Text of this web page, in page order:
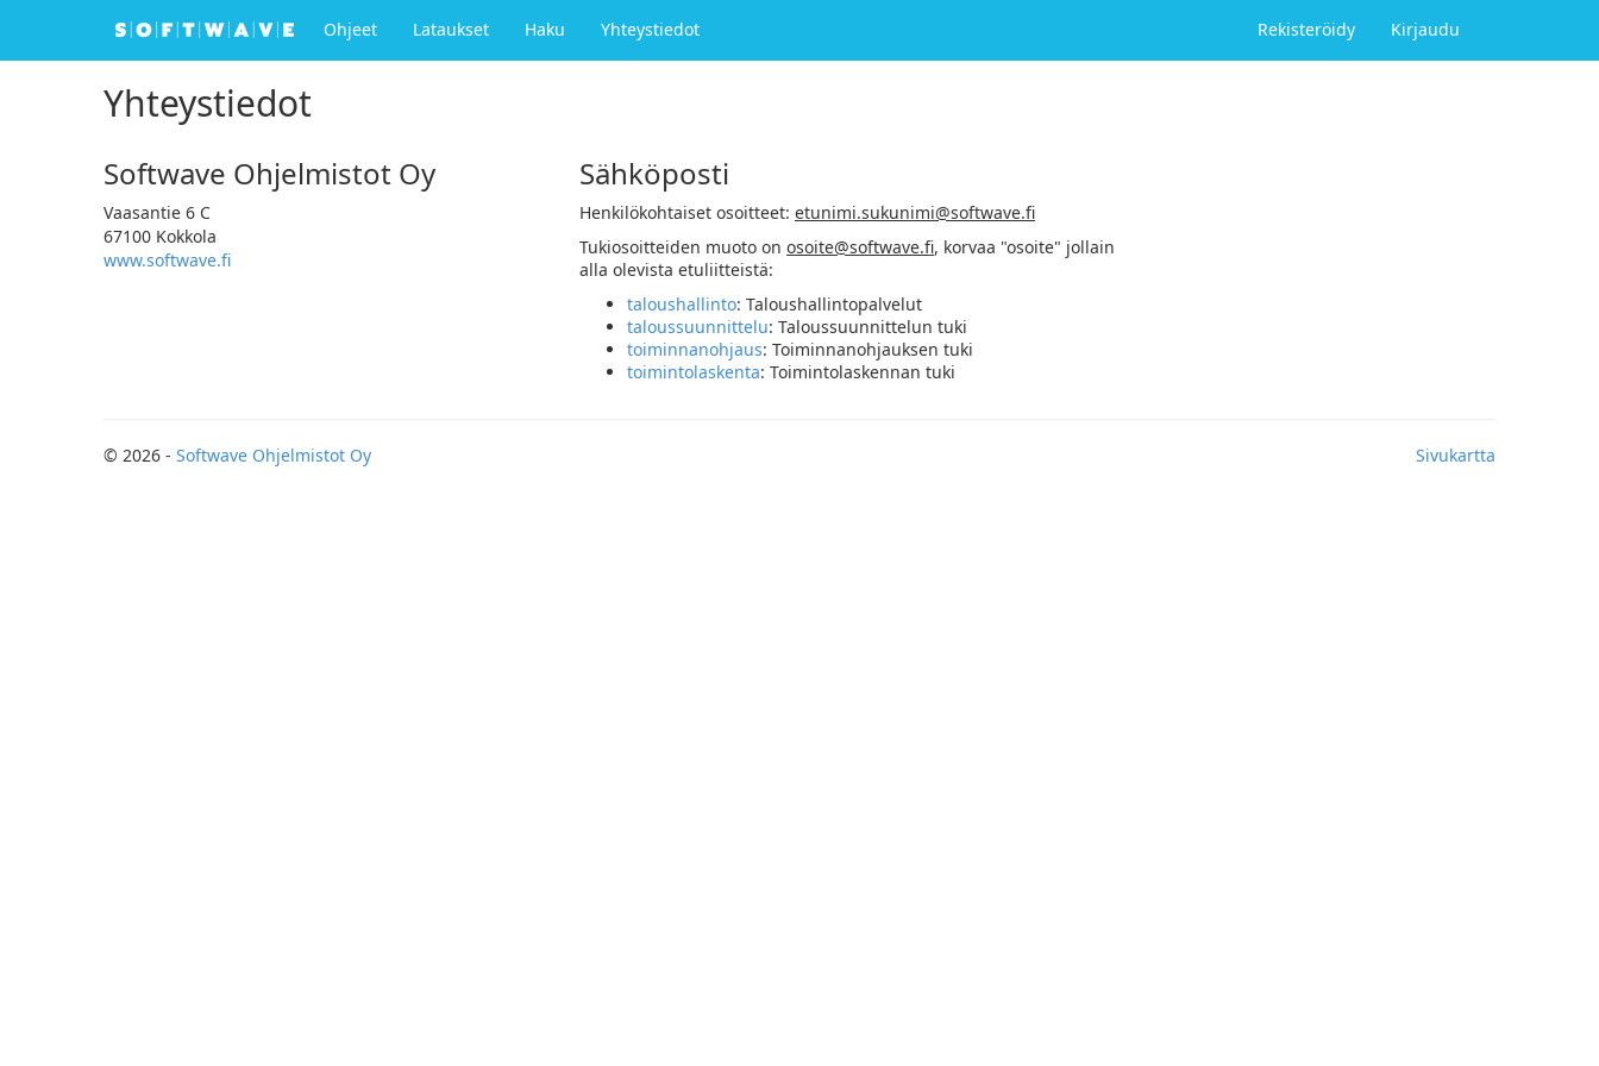
Ohjeet Lataukset Haku Yhteystiedot Rekisteröidy Kirjaudu
Yhteystiedot
Softwave Ohjelmistot Oy
Vaasantie 6 C
67100 Kokkola
www.softwave.fi
Sähköposti
Henkilökohtaiset osoitteet: etunimi.sukunimi@softwave.fi
Tukiosoitteiden muoto on osoite@softwave.fi, korvaa "osoite" jollain
alla olevista etuliitteistä:
taloushallinto: Taloushallintopalvelut
taloussuunnittelu: Taloussuunnittelun tuki
toiminnanohjaus: Toiminnanohjauksen tuki
toimintolaskenta: Toimintolaskennan tuki
Sivukartta
© 2026 - Softwave Ohjelmistot Oy